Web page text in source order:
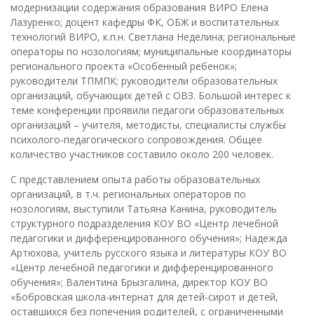
модернизации содержания образования ВИРО Елена
Лазуренко; доцент кафедры ФК, ОБЖ и воспитательных
технологий ВИРО, к.п.н. Светлана Неделина; региональные
операторы по нозологиям; муниципальные координаторы
регионального проекта «Особенный ребенок»;
руководители ТПМПК; руководители образовательных
организаций, обучающих детей с ОВЗ. Большой интерес к
теме конференции проявили педагоги образовательных
организаций – учителя, методисты, специалисты службы
психолого-педагогического сопровождения. Общее
количество участников составило около 200 человек.
С представлением опыта работы образовательных
организаций, в т.ч. региональных операторов по
нозологиям, выступили Татьяна Канина, руководитель
структурного подразделения КОУ ВО «Центр лечебной
педагогики и дифференцированного обучения»; Надежда
Артюхова, учитель русского языка и литературы КОУ ВО
«Центр лечебной педагогики и дифференцированного
обучения»; Валентина Брызгалина, директор КОУ ВО
«Бобровская школа-интернат для детей-сирот и детей,
оставшихся без попечения родителей, с ограниченными